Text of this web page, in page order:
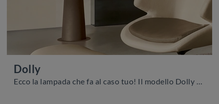
Dolly
Ecco la lampada che fa al caso tuo! Il modello Dolly è una tra le nostre lampade da terra di Riflessi.